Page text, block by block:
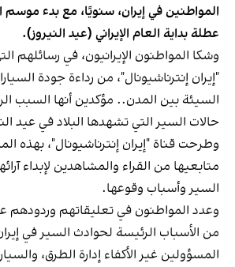
المواطنين في إيران، سنويًا، مع بدء موسم
عطلة بداية العام الإيراني (عيد النيروز).
وشكا المواطنون الإيرانيون، في رسائلهم
"إيران إنترناشيونال"، من رداءة جودة
السيئة بين المدن.. مؤكدين أنها السبب
حالات السير التي تشهدها البلاد في عيد
وطرحت قناة "إيران إنترناشيونال"، بهذه
متابعيها من القراء والمشاهدين لإبداء
السير وأسباب وقوعها.
وعدد المواطنون في تعليقاتهم وردودهم
من الأسباب الرئيسة لحوادث السير في
المسؤولين غير الأكفاء إدارة الطرق،